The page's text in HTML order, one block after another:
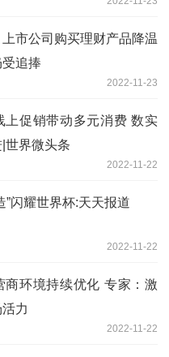
市公司购买理财产品降温
追捧
2022-11-23
上促销带动多元消费 数实
世界微头条
2022-11-22
”闪耀世界杯:天天报道
2022-11-22
商环境持续优化 专家：激
力
2022-11-22